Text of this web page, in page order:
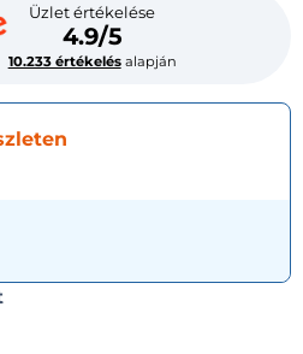
Üzlet értékelése
4.9/5
10.233 értékelésalapján